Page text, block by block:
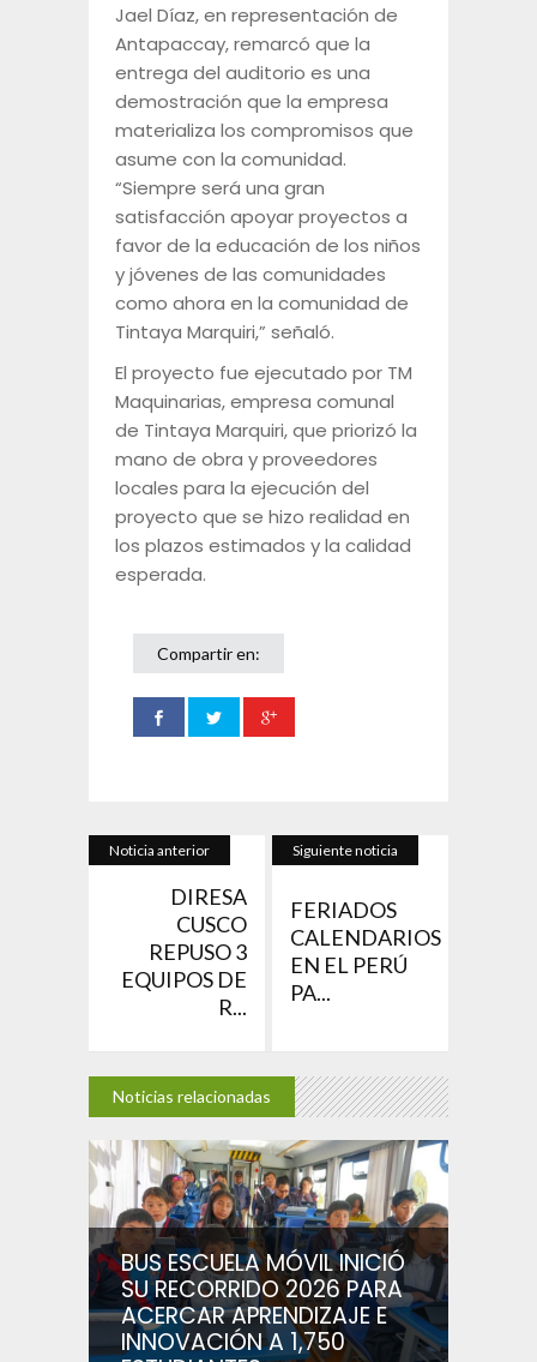
Jael Díaz, en representación de
Antapaccay, remarcó que la
entrega del auditorio es una
demostración que la empresa
materializa los compromisos que
asume con la comunidad.
“Siempre será una gran
satisfacción apoyar proyectos a
favor de la educación de los niños
y jóvenes de las comunidades
como ahora en la comunidad de
Tintaya Marquiri,” señaló.
El proyecto fue ejecutado por TM
Maquinarias, empresa comunal
de Tintaya Marquiri, que priorizó la
mano de obra y proveedores
locales para la ejecución del
proyecto que se hizo realidad en
los plazos estimados y la calidad
esperada.
Compartir en:
Noticia anterior
DIRESA
CUSCO
REPUSO 3
EQUIPOS DE
R...
Siguiente noticia
FERIADOS
CALENDARIOS
EN EL PERÚ
PA...
Noticias relacionadas
BUS ESCUELA MÓVIL INICIÓ
SU RECORRIDO 2026 PARA
ACERCAR APRENDIZAJE E
INNOVACIÓN A 1,750